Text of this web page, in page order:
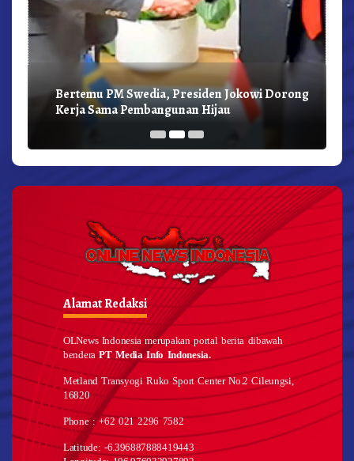
Bertemu PM Swedia, Presiden Jokowi Dorong
Kerja Sama Pembangunan Hijau
Alamat Redaksi
OLNews Indonesia merupakan portal berita dibawah
benderaPT Media Info Indonesia.
Metland Transyogi Ruko Sport Center No.2 Cileungsi,
16820
Phone : +62 021 2296 7582
Latitude: -6.396887888419443